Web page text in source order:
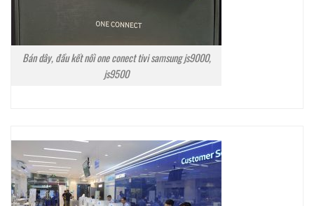
Bán dây, đầu kết nối one conect tivi samsung js9000,
js9500